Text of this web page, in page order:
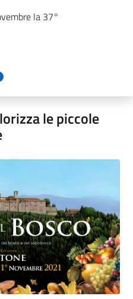
la 37°
le piccole